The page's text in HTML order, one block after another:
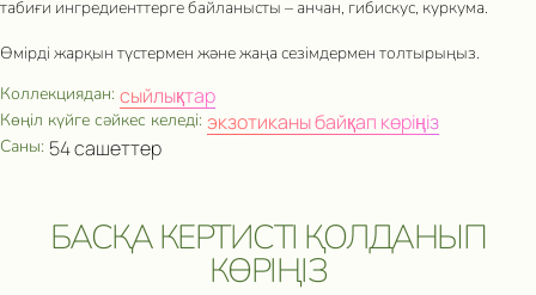
табиғи ингредиенттерге байланысты – анчан, гибискус, куркума.
Өмірді жарқын түстермен және жаңа сезімдермен толтырыңыз.
Коллекциядан: сыйлықтар
Көңіл күйге сәйкес келеді: экзотиканы байқап көріңіз
Саны: 54 сашеттер
БАСҚА КЕРТИСТІ ҚОЛДАНЫП
КӨРІҢІЗ